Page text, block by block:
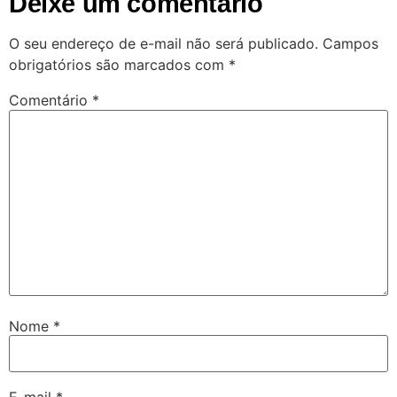
O seu endereço de e-mail não será publicado. Campos
obrigatórios são marcados com *
Comentário *
Nome *